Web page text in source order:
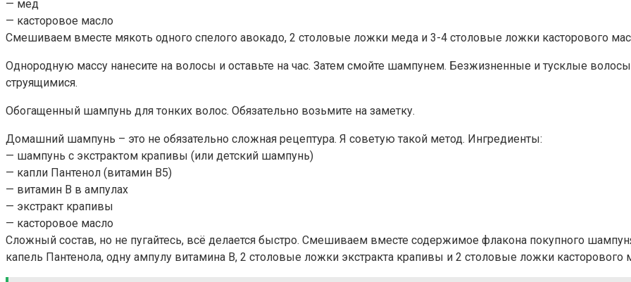
— мед
— касторовое масло
Смешиваем вместе мякоть одного спелого авокадо, 2 столовые ложки меда и 3-4 столовые ложки касторового
Однородную массу нанесите на волосы и оставьте на час. Затем смойте шампунем. Безжизненные и тусклые
струящимися.
Обогащенный шампунь для тонких волос. Обязательно возьмите на заметку.
Домашний шампунь – это не обязательно сложная рецептура. Я советую такой метод. Ингредиенты:
— шампунь с экстрактом крапивы (или детский шампунь)
— капли Пантенол (витамин В5)
— витамин В в ампулах
— экстракт крапивы
— касторовое масло
Сложный состав, но не пугайтесь, всё делается быстро. Смешиваем вместе содержимое флакона покупного
капель Пантенола, одну ампулу витамина В, 2 столовые ложки экстракта крапивы и 2 столовые ложки касторового